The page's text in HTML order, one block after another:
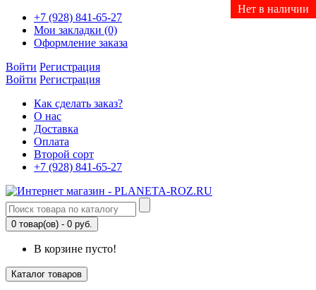
+7 (928) 841-65-27
Мои закладки (0)
Оформление заказа
Войти Регистрация
Войти Регистрация
Как сделать заказ?
О нас
Доставка
Оплата
Второй сорт
+7 (928) 841-65-27
0 товар(ов) - 0 руб.
В корзине пусто!
Каталог товаров
Нет в наличии
Нет в наличии
Нет в наличии
Нет в наличии
Нет в наличии
Нет в наличии
Нет в наличии